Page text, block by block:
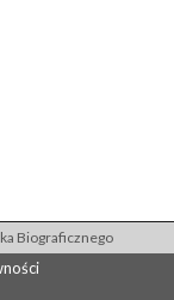
Biograficznego